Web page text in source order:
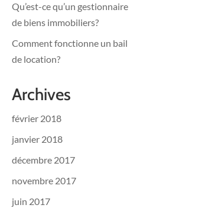
Qu’est-ce qu’un gestionnaire
de biens immobiliers?
Comment fonctionne un bail
de location?
Archives
février 2018
janvier 2018
décembre 2017
novembre 2017
juin 2017